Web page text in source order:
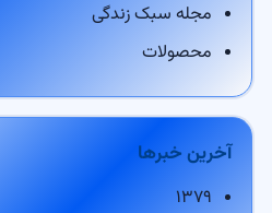
مجله سبک زندگی
محصولات
آخرین خبرها
۱۳۷۹